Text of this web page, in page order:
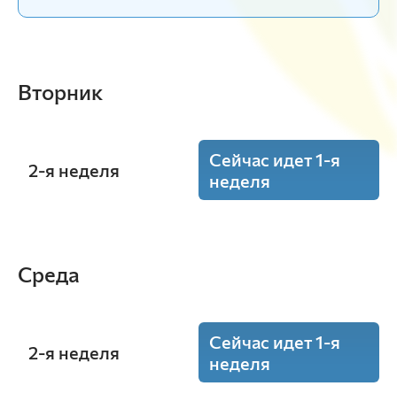
Вторник
2-я неделя
Сейчас идет 1-я
неделя
Среда
2-я неделя
Сейчас идет 1-я
неделя